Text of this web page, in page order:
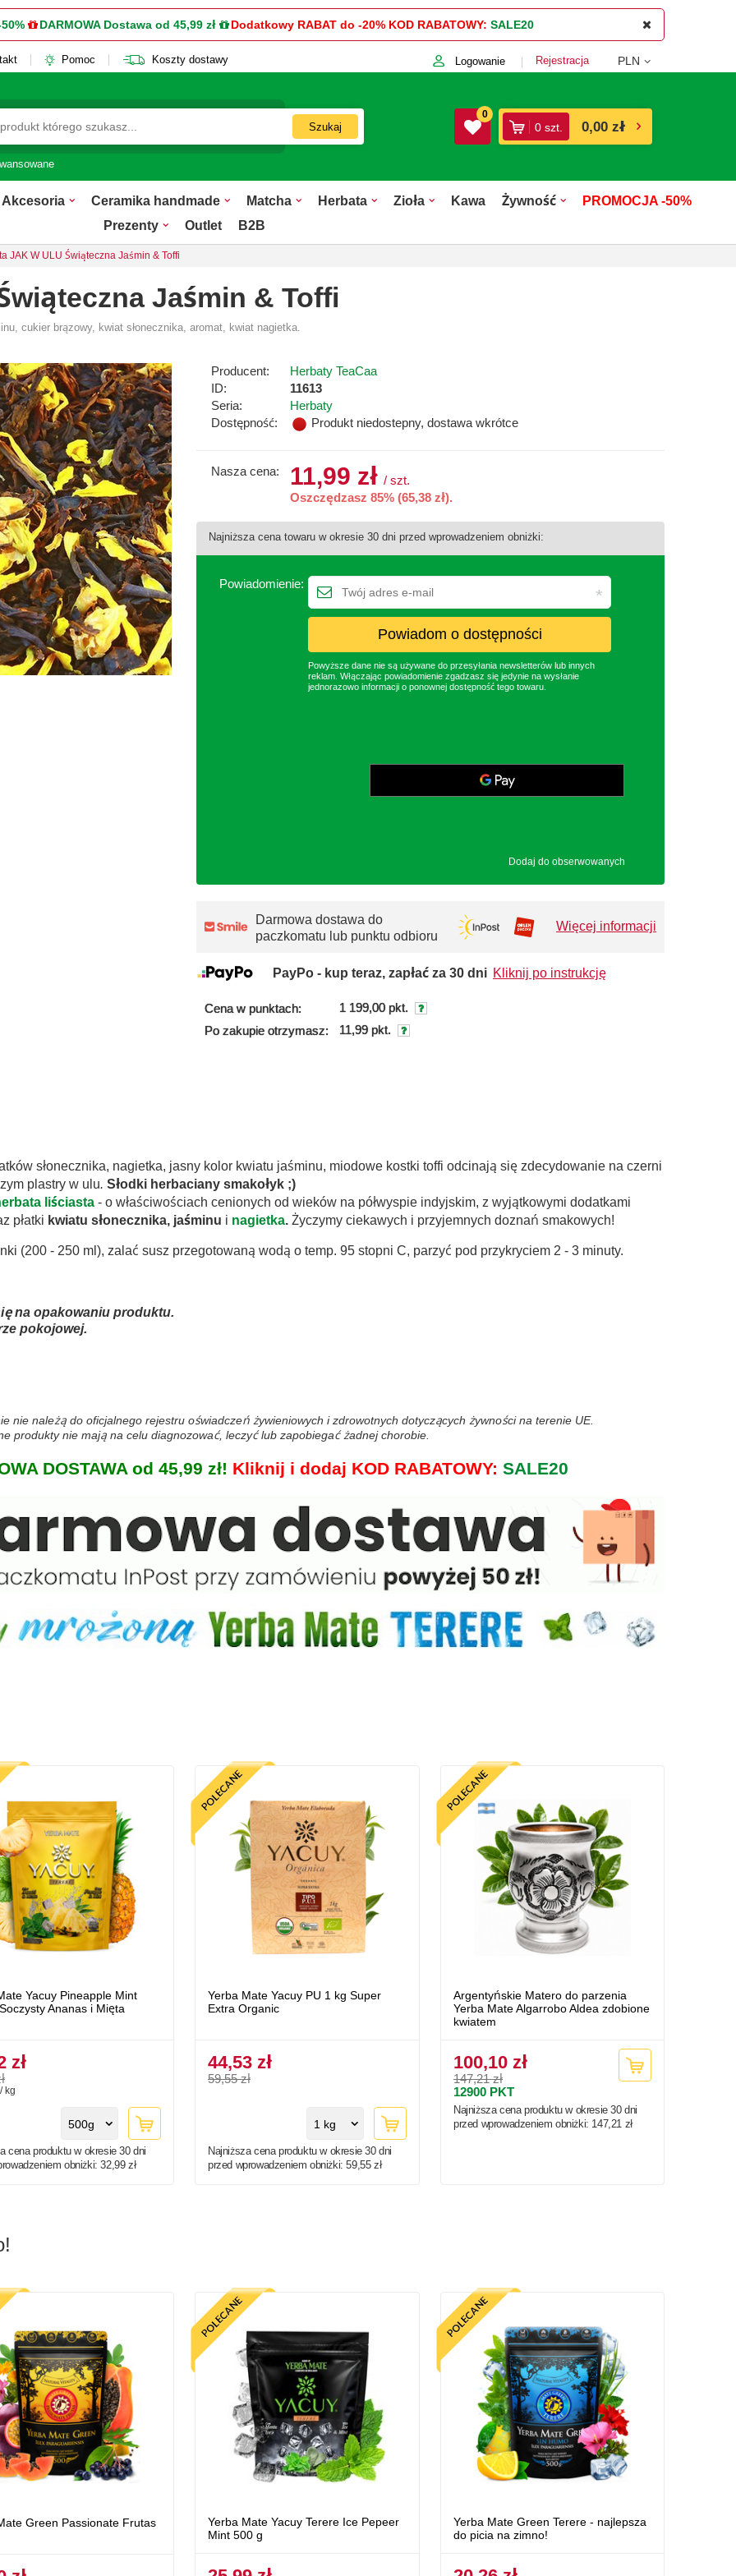
DARMOWA Dostawa od 45,99 zł Dodatkowy RABAT do -20% KOD RABATOWY: SALE20
Pomoc Koszty dostawy Logowanie Rejestracja PLN
Szukaj
0
0 szt. 0,00 zł
Akcesoria Ceramika handmade Matcha Herbata Zioła Kawa Żywność
PROMOCJA -50%
Prezenty
Outlet B2B
JAK W ULU Świąteczna Jaśmin & Toffi
Jaśmin & Toffi
cukier brązowy, kwiat słonecznika, aromat, kwiat nagietka.
Producent:
Herbaty TeaCaa
ID:
11613
Seria:
Herbaty
Dostępność:
Produkt niedostepny, dostawa wkrótce
Nasza cena: 11,99 zł / szt.
Oszczędzasz 85% (65,38 zł).
Najniższa cena towaru w okresie 30 dni przed wprowadzeniem obniżki:
Powiadomienie:
Powiadom o dostępności
Powyższe dane nie są używane do przesyłania newsletterów lub innych
reklam. Włączając powiadomienie zgadzasz się jedynie na wysłanie
jednorazowo informacji o ponownej dostępność tego towaru.
Dodaj do obserwowanych
Darmowa dostawa do
paczkomatu lub punktu odbioru
Więcej informacji
PayPo - kup teraz, zapłać za 30 dni Kliknij po instrukcję
Cena w punktach:
1 199,00 pkt.
Po zakupie otrzymasz:
11,99 pkt.
słonecznika, nagietka, jasny kolor kwiatu jaśminu, miodowe kostki toffi odcinają się zdecydowanie na czerni
plastry w ulu. Słodki herbaciany smakołyk ;)
liściasta - o właściwościach cenionych od wieków na półwyspie indyjskim, z wyjątkowymi dodatkami
płatki kwiatu słonecznika, jaśminu i nagietka. Życzymy ciekawych i przyjemnych doznań smakowych!
(200 - 250 ml), zalać susz przegotowaną wodą o temp. 95 stopni C, parzyć pod przykryciem 2 - 3 minuty.
na opakowaniu produktu.
pokojowej.
nie należą do oficjalnego rejestru oświadczeń żywieniowych i zdrowotnych dotyczących żywności na terenie UE.
produkty nie mają na celu diagnozować, leczyć lub zapobiegać żadnej chorobie.
DOSTAWA od 45,99 zł! Kliknij i dodaj KOD RABATOWY: SALE20
Yacuy Pineapple Mint
Ananas i Mięta
zł
kg
500g
cena produktu w okresie 30 dni
obniżki:32,99 zł
Yerba Mate Yacuy PU 1 kg Super
Extra Organic
44,53 zł
59,55 zł
1 kg
Najniższa cena produktu w okresie 30 dni
przed wprowadzeniem obniżki:59,55 zł
Argentyńskie Matero do parzenia
Yerba Mate Algarrobo Aldea zdobione
kwiatem
100,10 zł
147,21 zł
12900 PKT
Najniższa cena produktu w okresie 30 dni
przed wprowadzeniem obniżki: 147,21 zł
Green Passionate Frutas
Yerba Mate Yacuy Terere Ice Pepeer
Mint 500 g
Yerba Mate Green Terere - najlepsza
do picia na zimno!